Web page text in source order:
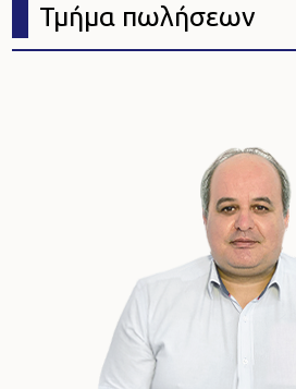
Τμήμα πωλήσεων